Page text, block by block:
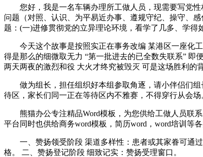
您好，我是一名车辆办理所工做人员，现需要写党性
问题（对照、认识、为平易近办事、遵规守纪、操守、
题：(一)进修贯彻党的立异理论环境，看学了几多、学得
今天这个故事是按照实正在事务改编 某港区一座化工
得是那么的细微取无力 “第一批进去的已全数失联系”
两天两夜的激烈和役 大火才终究被毁灭 可是这场胜利的
做为组长，担任组织好本组参取角逐，请小伴侣们组
待区，家长们同一正在等待区内不雅赛，不得穿行从会场
熊猫办公专注精品Word模板，为您供给工做人员联系
平台同时也供给商务word模板，简历word，word培训等
一、赞扬领受阶段 渠道多样性：患者或其家眷可通过
格。 二、赞扬登记阶段 细致记实：赞扬受理窗口。